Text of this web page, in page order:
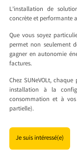
L’installation de
concrète et performante
Que vous soyez
permet non seulement
gagner en autonomie
factures.
Chez SUNeVOLt,
installation à la
consommation et à
partielle).
Je suis intéressé(e)